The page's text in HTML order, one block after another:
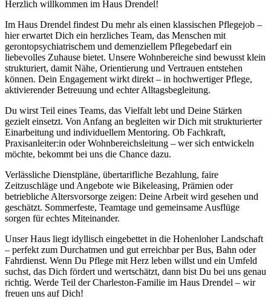
Herzlich willkommen im Haus Drendel!
Im Haus Drendel findest Du mehr als einen klassischen Pflegejob –
hier erwartet Dich ein herzliches Team, das Menschen mit
gerontopsychiatrischem und demenziellem Pflegebedarf ein
liebevolles Zuhause bietet. Unsere Wohnbereiche sind bewusst klein
strukturiert, damit Nähe, Orientierung und Vertrauen entstehen
können. Dein Engagement wirkt direkt – in hochwertiger Pflege,
aktivierender Betreuung und echter Alltagsbegleitung.
Du wirst Teil eines Teams, das Vielfalt lebt und Deine Stärken
gezielt einsetzt. Von Anfang an begleiten wir Dich mit strukturierter
Einarbeitung und individuellem Mentoring. Ob Fachkraft,
Praxisanleiter:in oder Wohnbereichsleitung – wer sich entwickeln
möchte, bekommt bei uns die Chance dazu.
Verlässliche Dienstpläne, übertarifliche Bezahlung, faire
Zeitzuschläge und Angebote wie Bikeleasing, Prämien oder
betriebliche Altersvorsorge zeigen: Deine Arbeit wird gesehen und
geschätzt. Sommerfeste, Teamtage und gemeinsame Ausflüge
sorgen für echtes Miteinander.
Unser Haus liegt idyllisch eingebettet in die Hohenloher Landschaft
– perfekt zum Durchatmen und gut erreichbar per Bus, Bahn oder
Fahrdienst. Wenn Du Pflege mit Herz leben willst und ein Umfeld
suchst, das Dich fördert und wertschätzt, dann bist Du bei uns genau
richtig. Werde Teil der Charleston-Familie im Haus Drendel – wir
freuen uns auf Dich!